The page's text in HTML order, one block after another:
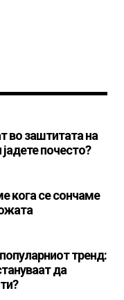
во заштитата на
почесто?
кога се сончаме
тренд:
да